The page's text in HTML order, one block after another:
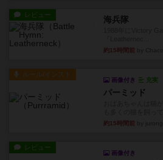
レビュー 海兵隊
約15時間前
ルール/インスト
画像付き 充実
パーミッド
約15時間前
レビュー
画像付き